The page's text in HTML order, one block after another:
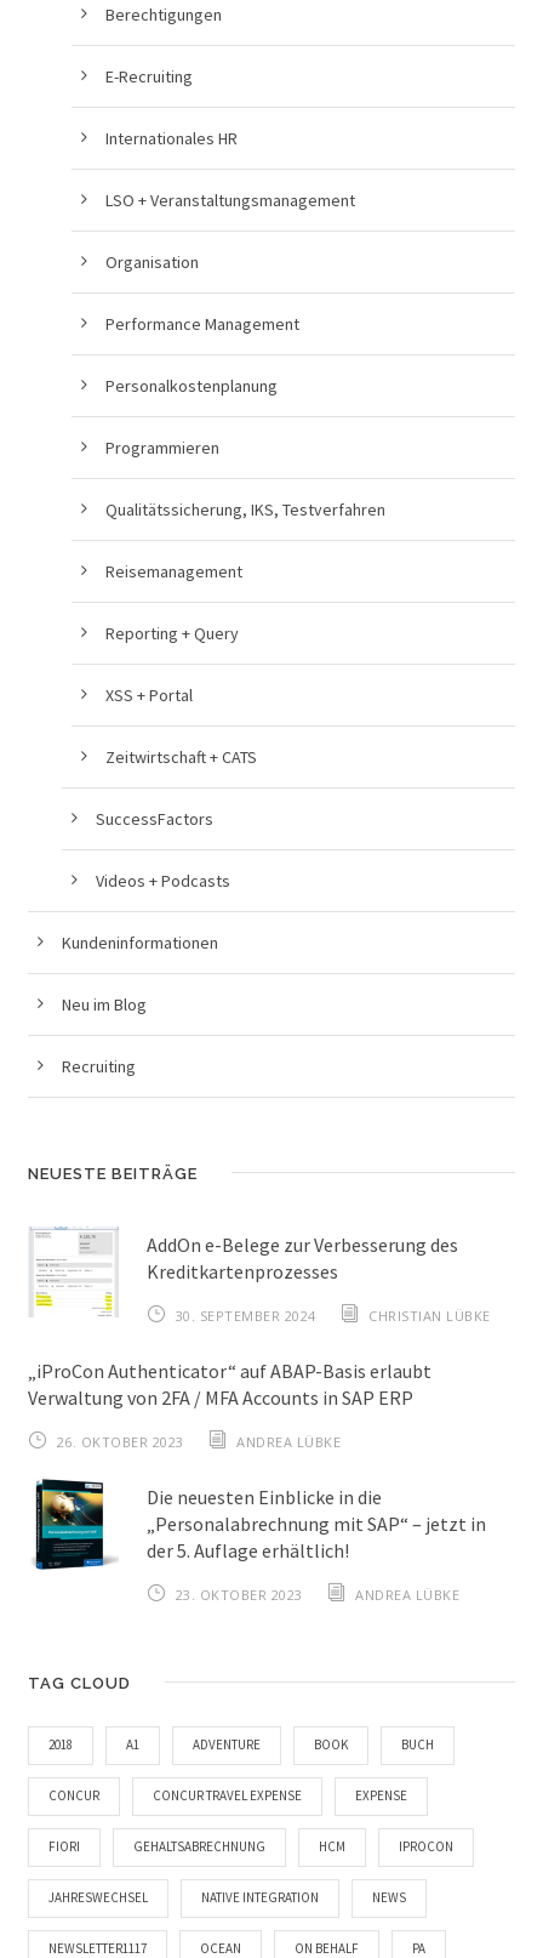
Berechtigungen
E-Recruiting
Internationales HR
LSO + Veranstaltungsmanagement
Organisation
Performance Management
Personalkostenplanung
Programmieren
Qualitätssicherung, IKS, Testverfahren
Reisemanagement
Reporting + Query
XSS + Portal
Zeitwirtschaft + CATS
SuccessFactors
Videos + Podcasts
Kundeninformationen
Neu im Blog
Recruiting
NEUESTE BEITRÄGE
AddOn e-Belege zur Verbesserung des
Kreditkartenprozesses
30. SEPTEMBER 2024 CHRISTIAN LÜBKE
„iProCon Authenticator“ auf ABAP-Basis erlaubt
Verwaltung von 2FA / MFA Accounts in SAP ERP
26. OKTOBER 2023 ANDREA LÜBKE
Die neuesten Einblicke in die
„Personalabrechnung mit SAP“ – jetzt in
der 5. Auflage erhältlich!
23. OKTOBER 2023 ANDREA LÜBKE
TAG CLOUD
2018 A1 ADVENTURE BOOK BUCH
CONCUR CONCUR TRAVEL EXPENSE EXPENSE
FIORI GEHALTSABRECHNUNG HCM IPROCON
JAHRESWECHSEL NATIVE INTEGRATION NEWS
NEWSLETTER1117 OCEAN ON BEHALF PA